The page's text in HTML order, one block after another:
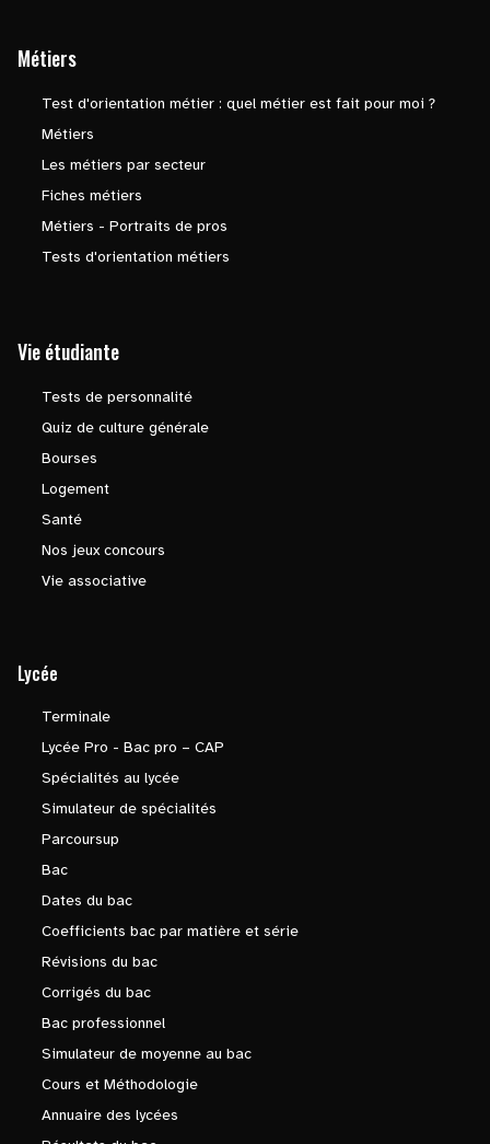
Métiers
Test d'orientation métier : quel métier est fait pour moi ?
Métiers
Les métiers par secteur
Fiches métiers
Métiers - Portraits de pros
Tests d'orientation métiers
Vie étudiante
Tests de personnalité
Quiz de culture générale
Bourses
Logement
Santé
Nos jeux concours
Vie associative
Lycée
Terminale
Lycée Pro - Bac pro – CAP
Spécialités au lycée
Simulateur de spécialités
Parcoursup
Bac
Dates du bac
Coefficients bac par matière et série
Révisions du bac
Corrigés du bac
Bac professionnel
Simulateur de moyenne au bac
Cours et Méthodologie
Annuaire des lycées